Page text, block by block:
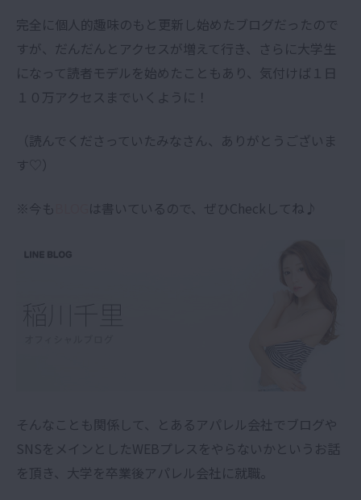
完全に個人的趣味のもと更新し始めたブログだったので
すが、だんだんとアクセスが増えて行き、さらに大学生
になって読者モデルを始めたこともあり、気付けば１日
１０万アクセスまでいくように！
（読んでくださっていたみなさん、ありがとうございま
す♡）
※今も は書いているので、ぜひCheckしてね♪
そんなことも関係して、とあるアパレル会社でブログや
SNSをメインとしたWEBプレスをやらないかというお話
を頂き、大学を卒業後アパレル会社に就職。